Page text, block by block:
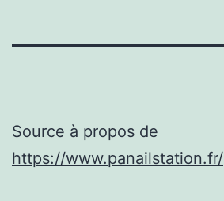
Source à propos de
https://www.panailstation.fr/